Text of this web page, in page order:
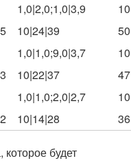
1,0|2,0;1,0|3,9
10|24|39
1,0|1,0;9,0|3,7
10|22|37
1,0|1,0;2,0|2,7
10|14|28
будет